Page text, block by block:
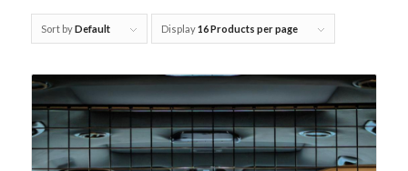
Sort byDefault Display16 Products per page